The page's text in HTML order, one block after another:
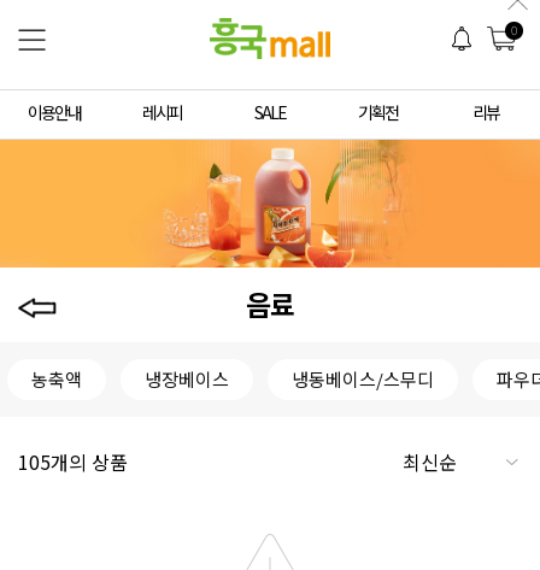
0
이용안내 레시피 SALE 기획전 리뷰
음료
농축액 냉장베이스 냉동베이스/스무디 파우
105개의 상품